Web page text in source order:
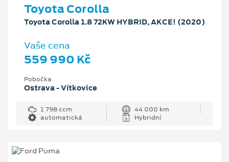
Toyota Corolla
Toyota Corolla 1.8 72KW HYBRID, AKCE! (2020)
Vaše cena
559 990 Kč
Pobočka
Ostrava - Vítkovice
1 798 ccm
44 000 km
automatická
Hybridní